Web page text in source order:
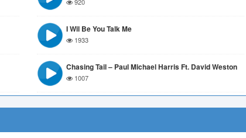
I Wil Be You Talk Me
1933
Chasing Tail – Paul Michael Harris Ft. David Weston
1007